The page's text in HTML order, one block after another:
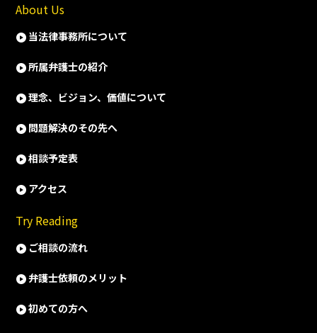
About Us
当法律事務所について
所属弁護士の紹介
理念、ビジョン、価値について
問題解決のその先へ
相談予定表
アクセス
Try Reading
ご相談の流れ
弁護士依頼のメリット
初めての方へ